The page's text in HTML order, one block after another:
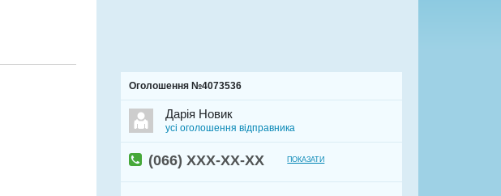
Оголошення №4073536
Дарія Новик
усі оголошення відправника
(066)XXX‑XX‑XX ПОКАЗАТИ